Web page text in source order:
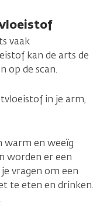
vaak
kan de arts de
op de scan.
in je arm,
warm en weeïg
worden er een
vragen om een
te eten en drinken.